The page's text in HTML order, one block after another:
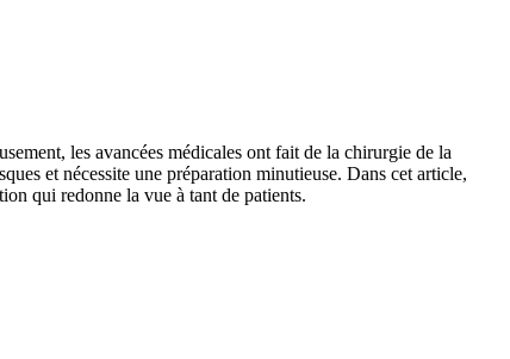
les avancées médicales ont fait de la chirurgie de la
et nécessite une préparation minutieuse. Dans cet article,
qui redonne la vue à tant de patients.